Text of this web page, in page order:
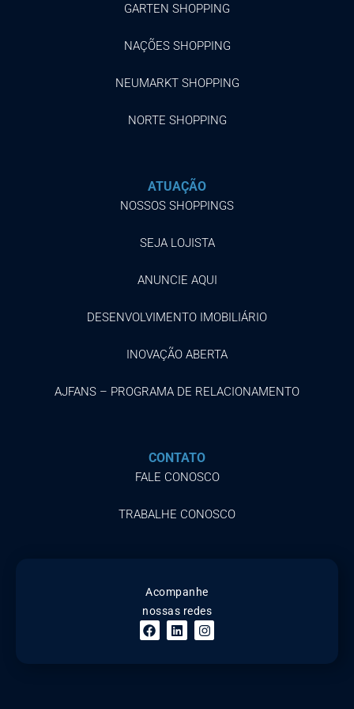
GARTEN SHOPPING
NAÇÕES SHOPPING
NEUMARKT SHOPPING
NORTE SHOPPING
ATUAÇÃO
NOSSOS SHOPPINGS
SEJA LOJISTA
ANUNCIE AQUI
DESENVOLVIMENTO IMOBILIÁRIO
INOVAÇÃO ABERTA
AJFANS – PROGRAMA DE RELACIONAMENTO
CONTATO
FALE CONOSCO
TRABALHE CONOSCO
Acompanhe
nossas redes